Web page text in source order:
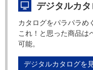
デジタルカタ
カタログをパラパラめ
これ！と思った商品は
可能。
デジタルカタログを